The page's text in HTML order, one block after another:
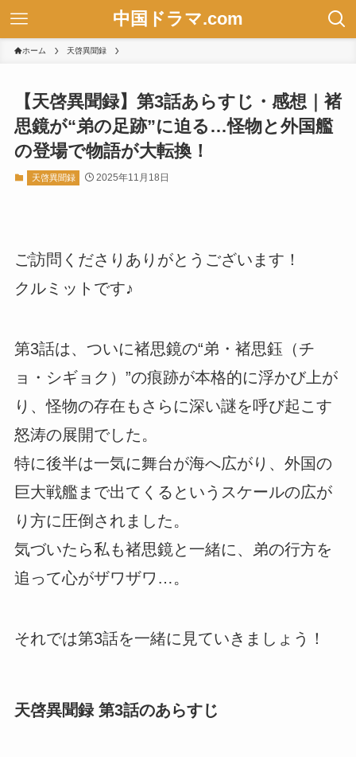
中国ドラマ.com
ホーム 天啓異聞録
【天啓異聞録】第3話あらすじ・感想｜褚
思鏡が“弟の足跡”に迫る…怪物と外国艦
の登場で物語が大転換！
天啓異聞録 2025年11月18日
ご訪問くださりありがとうございます！
クルミットです♪
第3話は、ついに褚思鏡の“弟・褚思鈺（チ
ョ・シギョク）”の痕跡が本格的に浮かび上が
り、怪物の存在もさらに深い謎を呼び起こす
怒涛の展開でした。
特に後半は一気に舞台が海へ広がり、外国の
巨大戦艦まで出てくるというスケールの広が
り方に圧倒されました。
気づいたら私も褚思鏡と一緒に、弟の行方を
追って心がザワザワ…。
それでは第3話を一緒に見ていきましょう！
天啓異聞録 第3話のあらすじ